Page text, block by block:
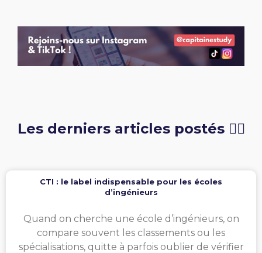
Les derniers articles postés 👇🏻
CTI : le label indispensable pour les écoles
d’ingénieurs
Quand on cherche une école d’ingénieurs, on
compare souvent les classements ou les
spécialisations, quitte à parfois oublier de vérifier